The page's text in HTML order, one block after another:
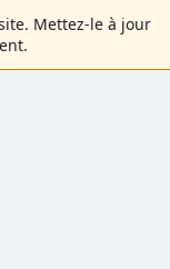
Mettez-le à jour